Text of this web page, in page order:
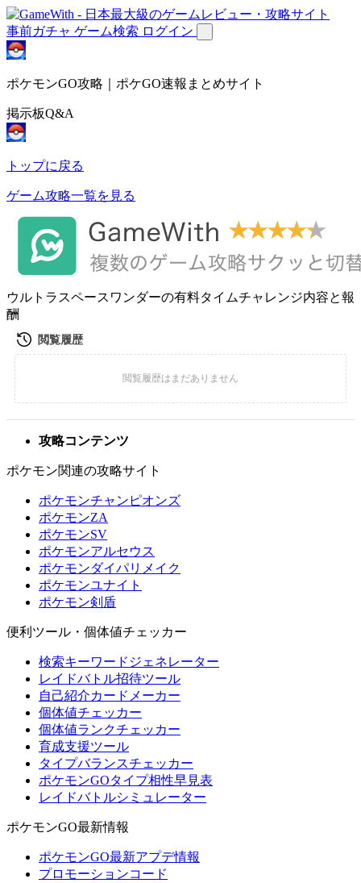
事前ガチャ ゲーム検索 ログイン
ポケモンGO攻略｜ポケGO速報まとめサイト
掲示板Q&A
トップに戻る
ゲーム攻略一覧を見る
ウルトラスペースワンダーの有料タイムチャレンジ内容と報
酬
攻略コンテンツ
ポケモン関連の攻略サイト
ポケモンチャンピオンズ
ポケモンZA
ポケモンSV
ポケモンアルセウス
ポケモンダイパリメイク
ポケモンユナイト
ポケモン剣盾
便利ツール・個体値チェッカー
検索キーワードジェネレーター
レイドバトル招待ツール
自己紹介カードメーカー
個体値チェッカー
個体値ランクチェッカー
育成支援ツール
タイプバランスチェッカー
ポケモンGOタイプ相性早見表
レイドバトルシミュレーター
ポケモンGO最新情報
ポケモンGO最新アプデ情報
プロモーションコード